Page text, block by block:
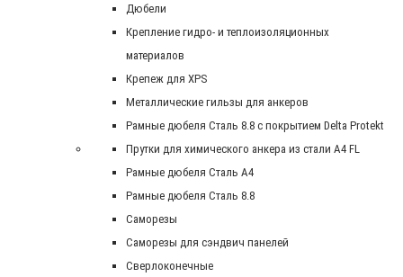
Дюбели
Крепление гидро- и теплоизоляционных
материалов
Крепеж для XPS
Металлические гильзы для анкеров
Рамные дюбеля Сталь 8.8 с покрытием Delta Protekt
Прутки для химического анкера из стали А4 FL
Рамные дюбеля Сталь A4
Рамные дюбеля Сталь 8.8
Саморезы
Саморезы для сэндвич панелей
Сверлоконечные